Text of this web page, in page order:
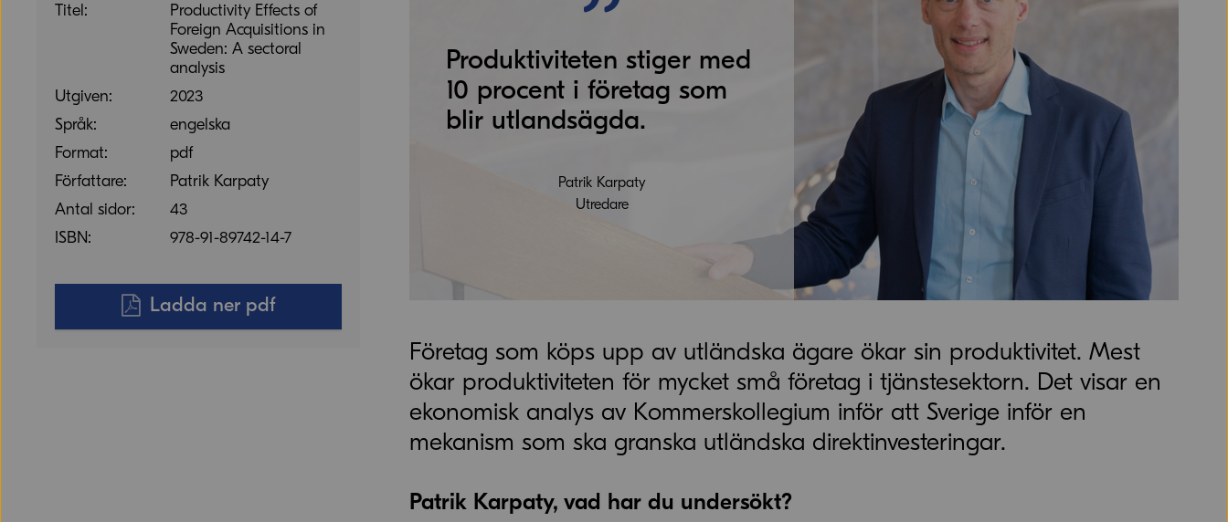
Titel:
Productivity Effects of
Foreign Acquisitions in
Sweden: A sectoral
analysis
Utgiven:
2023
Språk:
engelska
Format:
pdf
Författare:
Patrik Karpaty
Antal sidor:
43
ISBN:
978-91-89742-14-7
Ladda ner pdf
Produktiviteten stiger med
10 procent i företag som
blir utlandsägda.
Patrik Karpaty
Utredare
Företag som köps upp av utländska ägare ökar sin produktivitet. Mest
ökar produktiviteten för mycket små företag i tjänstesektorn. Det visar en
ekonomisk analys av Kommerskollegium inför att Sverige inför en
mekanism som ska granska utländska direktinvesteringar.
Patrik Karpaty, vad har du undersökt?